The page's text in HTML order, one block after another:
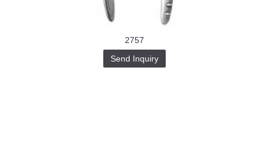
2757
Send Inquiry